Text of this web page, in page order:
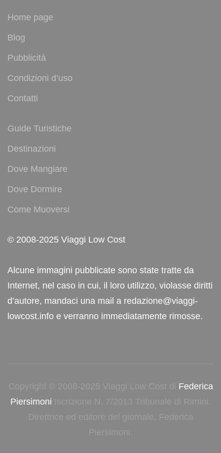
Home page
Blog
Pubblicità
Condizioni d’uso
Contatti
Guide Turistiche
Destinazioni
Dove Mangiare
Dove Dormire
Come Muoversi
© 2008-2025 Viaggi Low Cost
Alcune immagini pubblicate sono state tratte da
Internet, nel caso in cui, il loro utilizzo, violasse diritti
d’autore, mandaci una mail a redazione@viaggi-
lowcost.info e verranno immediatamente rimosse.
Copyright © 2008-2025 Viaggi Low Cost di Federica
Piersimoni Iscrizione N. 7/2013 Tribunale di Rimini.
Direttrice ed editore del giornale, Federica
Piersimoni.